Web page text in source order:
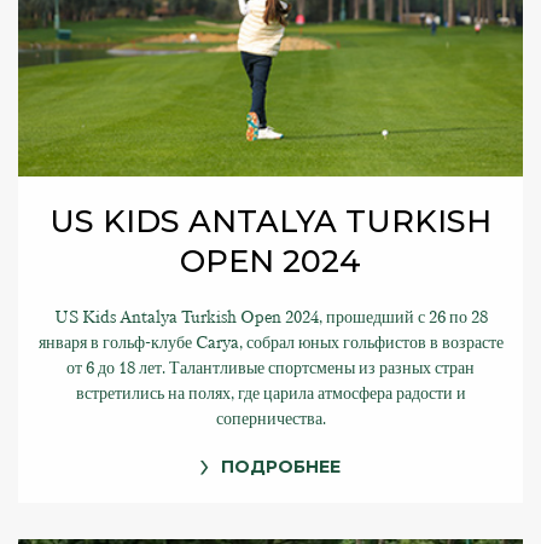
US KIDS ANTALYA TURKISH
OPEN 2024
US Kids Antalya Turkish Open 2024, прошедший с 26 по 28
января в гольф-клубе Carya, собрал юных гольфистов в возрасте
от 6 до 18 лет. Талантливые спортсмены из разных стран
встретились на полях, где царила атмосфера радости и
соперничества.
ПОДРОБНЕЕ